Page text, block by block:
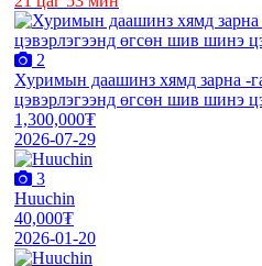
2
Хуримын даашинз хямд зарна -
цэвэрлэгээнд өгсөн шив шинэ
1,300,000₮
2026-07-29
3
Huuchin
40,000₮
2026-01-20